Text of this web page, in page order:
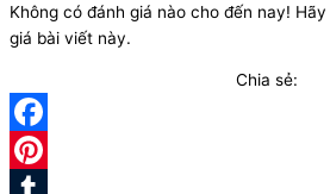
Không có đánh giá nào cho đến nay!
giá bài viết này.
Chia sẻ: